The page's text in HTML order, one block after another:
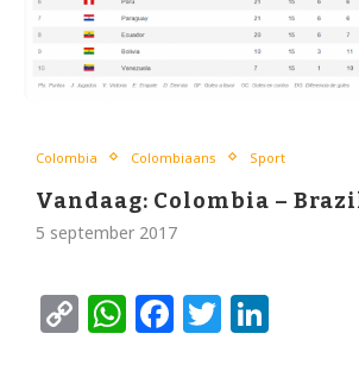
Colombia Colombiaans Sport
Vandaag: Colombia –
5 september 2017
CopyWhatsApp
Facebook
Twitter